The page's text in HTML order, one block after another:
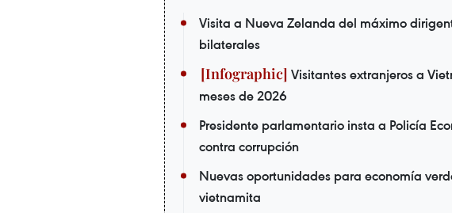
Visita a Nueva Zelanda del máximo
bilaterales
Visitantes extranjeros a
meses de 2026
Presidente parlamentario insta a Policía
contra corrupción
Nuevas oportunidades para economía
vietnamita